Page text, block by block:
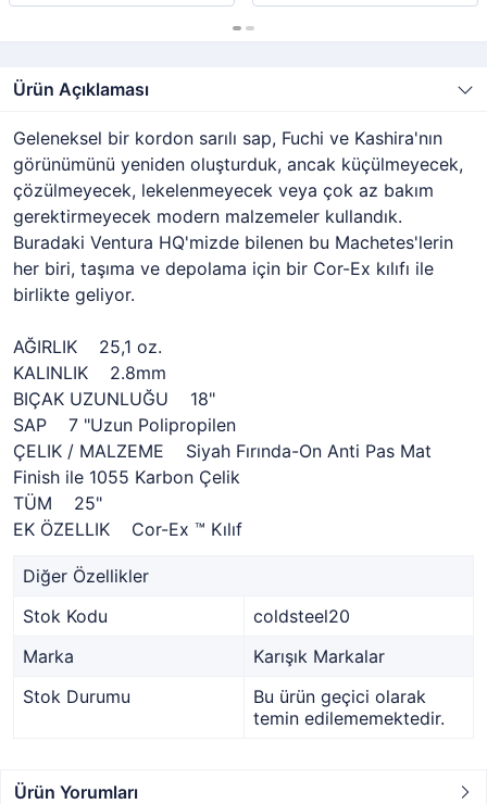
Ürün Açıklaması
Geleneksel bir kordon sarılı sap, Fuchi ve Kashira'nın
görünümünü yeniden oluşturduk, ancak küçülmeyecek,
çözülmeyecek, lekelenmeyecek veya çok az bakım
gerektirmeyecek modern malzemeler kullandık.
Buradaki Ventura HQ'mizde bilenen bu Machetes'lerin
her biri, taşıma ve depolama için bir Cor-Ex kılıfı ile
birlikte geliyor.
AĞIRLIK 25,1 oz.
KALINLIK 2.8mm
BIÇAK UZUNLUĞU 18"
SAP 7 "Uzun Polipropilen
ÇELIK / MALZEME Siyah Fırında-On Anti Pas Mat
Finish ile 1055 Karbon Çelik
TÜM 25"
EK ÖZELLIK Cor-Ex ™ Kılıf
Diğer Özellikler
Stok Kodu
coldsteel20
Marka
Karışık Markalar
Stok Durumu
Bu ürün geçici olarak
temin edilememektedir.
Ürün Yorumları